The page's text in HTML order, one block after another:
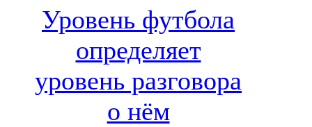
Уровень футбола
определяет
уровень разговора
о нём